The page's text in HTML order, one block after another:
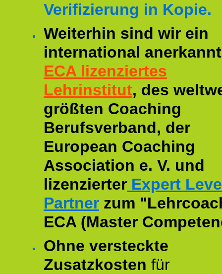
Verifizierung in Kopie.
Weiterhin sind wir ein
international
ECA lizenziertes
Lehrinstitut, des
größten Coaching
Berufsverband, der
European Coaching
Association e. V. und
lizenzierter Expert
Partner zum
ECA (Master
Ohne versteckte
Zusatzkosten für